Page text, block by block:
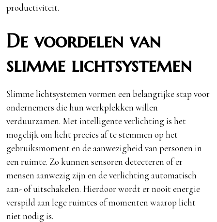
productiviteit.
De voordelen van
slimme lichtsystemen
Slimme lichtsystemen vormen een belangrijke stap voor
ondernemers die hun werkplekken willen
verduurzamen. Met intelligente verlichting is het
mogelijk om licht precies af te stemmen op het
gebruiksmoment en de aanwezigheid van personen in
een ruimte. Zo kunnen sensoren detecteren of er
mensen aanwezig zijn en de verlichting automatisch
aan- of uitschakelen. Hierdoor wordt er nooit energie
verspild aan lege ruimtes of momenten waarop licht
niet nodig is.